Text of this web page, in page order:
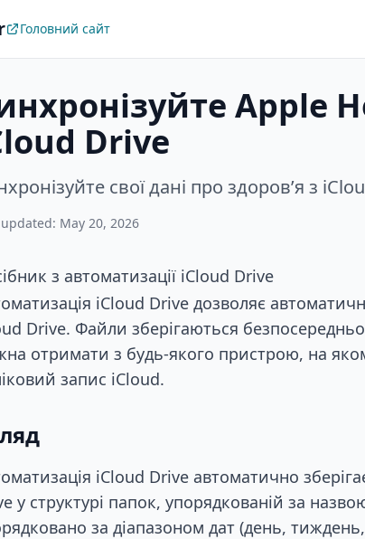
Головний сайт
Apple
Drive
свої дані про здоров’я з
May 20, 2026
з автоматизації iCloud Drive
iCloud Drive дозволяє
Drive. Файли зберігаються
отримати з будь-якого пристрою, на
запис iCloud.
iCloud Drive автоматично
у структурі папок, упорядкованій за
за діапазоном дат (день,